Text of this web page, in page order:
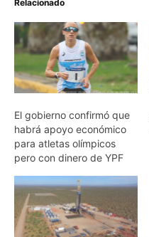
Relacionado
El gobierno confirmó que
habrá apoyo económico
para atletas olímpicos
pero con dinero de YPF